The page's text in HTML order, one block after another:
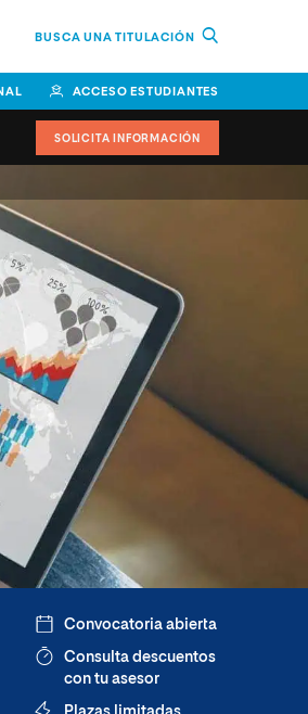
BUSCA UNA TITULACIÓN
ACCESO ESTUDIANTES
SOLICITA INFORMACIÓN
Convocatoria abierta
Consulta descuentos
con tu asesor